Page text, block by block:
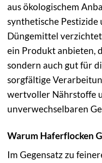
aus ökologischem
synthetische Pestizide
Düngemittel
ein Produkt anbieten,
sondern auch gut für
sorgfältige
wertvoller Nährstoffe
unverwechselbaren
Warum Haferflocken
Im Gegensatz zu